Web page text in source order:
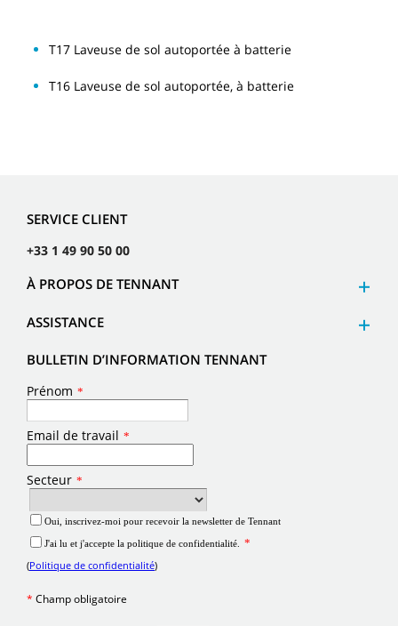
T17 Laveuse de sol autoportée à batterie
T16 Laveuse de sol autoportée, à batterie
SERVICE CLIENT
+33 1 49 90 50 00
À PROPOS DE TENNANT
ASSISTANCE
BULLETIN D’INFORMATION TENNANT